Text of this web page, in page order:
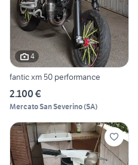
4
fantic xm 50 performance
2.100 €
Mercato San Severino(SA)